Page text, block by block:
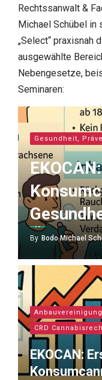
Rechtssanwalt &
Michael Schübel in
„Select“ praxisnah
ausgewählte
Nebengesetze,
Seminaren:
Gesundheit,
By Bodo Michael
Anbauvereinigung
CRD
EKOCAN: